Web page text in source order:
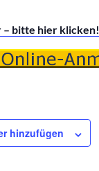
– bitte hier klicken!
hinzufügen